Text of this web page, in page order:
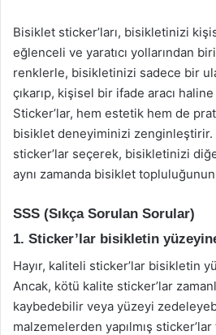
Bisiklet sticker’ları, bisikletinizi
eğlenceli ve yaratıcı yollarından
renklerle, bisikletinizi sadece bir
çıkarıp, kişisel bir ifade aracı
Sticker’lar, hem estetik hem de
bisiklet deneyiminizi zenginleştirir.
sticker’lar seçerek, bisikletinizi
aynı zamanda bisiklet
SSS (Sıkça Sorulan Sorular)
1. Sticker’lar bisikletin
Hayır, kaliteli sticker’lar bisikletin
Ancak, kötü kalite sticker’lar
kaybedebilir veya yüzeyi
malzemelerden yapılmış